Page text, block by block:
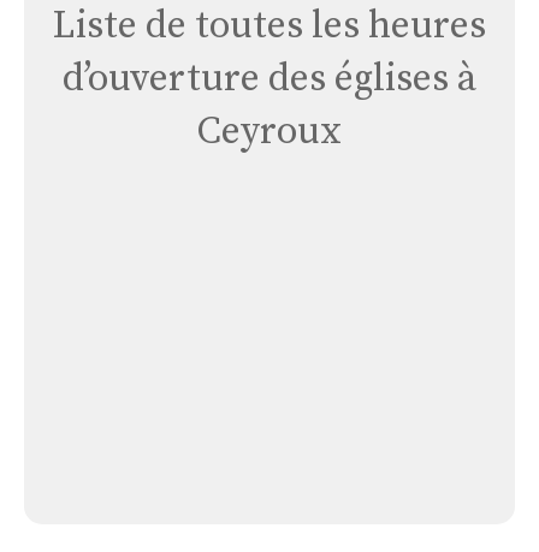
Liste de toutes les heures
d’ouverture des églises à
Ceyroux